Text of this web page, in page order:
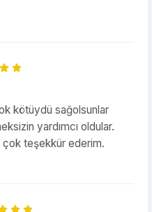
kötüydü sağolsunlar
yardımcı oldular.
çok teşekkür ederim.